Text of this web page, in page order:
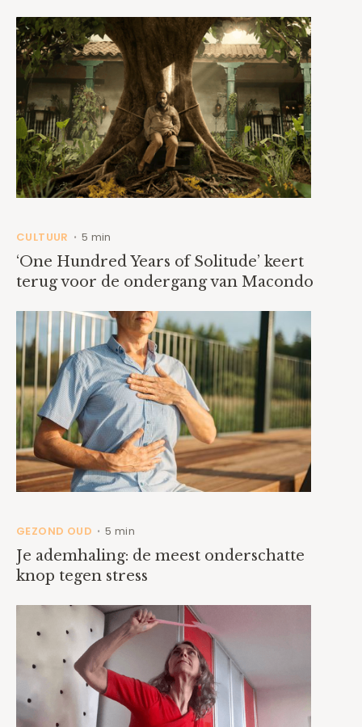
CULTUUR • 5 min
‘One Hundred Years of Solitude’ keert
terug voor de ondergang van Macondo
GEZOND OUD • 5 min
Je ademhaling: de meest onderschatte
knop tegen stress